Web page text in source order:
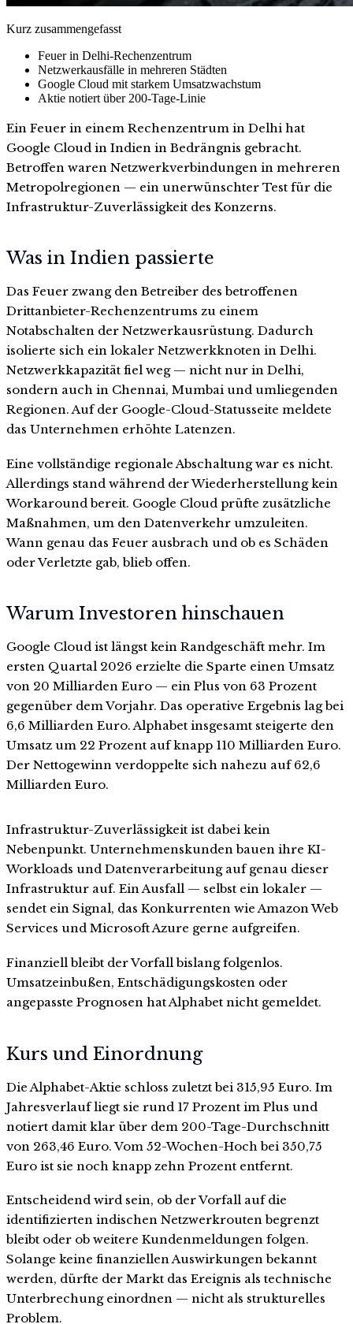
Kurz zusammengefasst
Feuer in Delhi-Rechenzentrum
Netzwerkausfälle in mehreren Städten
Google Cloud mit starkem Umsatzwachstum
Aktie notiert über 200-Tage-Linie
Ein Feuer in einem Rechenzentrum in Delhi hat
Google Cloud in Indien in Bedrängnis gebracht.
Betroffen waren Netzwerkverbindungen in mehreren
Metropolregionen — ein unerwünschter Test für die
Infrastruktur-Zuverlässigkeit des Konzerns.
Was in Indien passierte
Das Feuer zwang den Betreiber des betroffenen
Drittanbieter-Rechenzentrums zu einem
Notabschalten der Netzwerkausrüstung. Dadurch
isolierte sich ein lokaler Netzwerkknoten in Delhi.
Netzwerkkapazität fiel weg — nicht nur in Delhi,
sondern auch in Chennai, Mumbai und umliegenden
Regionen. Auf der Google-Cloud-Statusseite meldete
das Unternehmen erhöhte Latenzen.
Eine vollständige regionale Abschaltung war es nicht.
Allerdings stand während der Wiederherstellung kein
Workaround bereit. Google Cloud prüfte zusätzliche
Maßnahmen, um den Datenverkehr umzuleiten.
Wann genau das Feuer ausbrach und ob es Schäden
oder Verletzte gab, blieb offen.
Warum Investoren hinschauen
Google Cloud ist längst kein Randgeschäft mehr. Im
ersten Quartal 2026 erzielte die Sparte einen Umsatz
von 20 Milliarden Euro — ein Plus von 63 Prozent
gegenüber dem Vorjahr. Das operative Ergebnis lag bei
6,6 Milliarden Euro. Alphabet insgesamt steigerte den
Umsatz um 22 Prozent auf knapp 110 Milliarden Euro.
Der Nettogewinn verdoppelte sich nahezu auf 62,6
Milliarden Euro.
Infrastruktur-Zuverlässigkeit ist dabei kein
Nebenpunkt. Unternehmenskunden bauen ihre KI-
Workloads und Datenverarbeitung auf genau dieser
Infrastruktur auf. Ein Ausfall — selbst ein lokaler —
sendet ein Signal, das Konkurrenten wie Amazon Web
Services und Microsoft Azure gerne aufgreifen.
Finanziell bleibt der Vorfall bislang folgenlos.
Umsatzeinbußen, Entschädigungskosten oder
angepasste Prognosen hat Alphabet nicht gemeldet.
Kurs und Einordnung
Die Alphabet-Aktie schloss zuletzt bei 315,95 Euro. Im
Jahresverlauf liegt sie rund 17 Prozent im Plus und
notiert damit klar über dem 200-Tage-Durchschnitt
von 263,46 Euro. Vom 52-Wochen-Hoch bei 350,75
Euro ist sie noch knapp zehn Prozent entfernt.
Entscheidend wird sein, ob der Vorfall auf die
identifizierten indischen Netzwerkrouten begrenzt
bleibt oder ob weitere Kundenmeldungen folgen.
Solange keine finanziellen Auswirkungen bekannt
werden, dürfte der Markt das Ereignis als technische
Unterbrechung einordnen — nicht als strukturelles
Problem.